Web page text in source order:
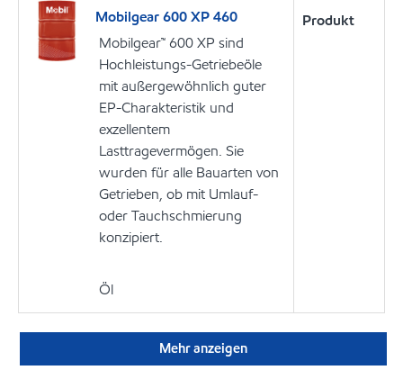
Mobilgear 600 XP 460
Mobilgear™ 600 XP sind
Hochleistungs-Getriebeöle
mit außergewöhnlich guter
EP-Charakteristik und
exzellentem
Lasttragevermögen. Sie
wurden für alle Bauarten von
Getrieben, ob mit Umlauf-
oder Tauchschmierung
konzipiert.
Öl
Produkt
Mehr anzeigen